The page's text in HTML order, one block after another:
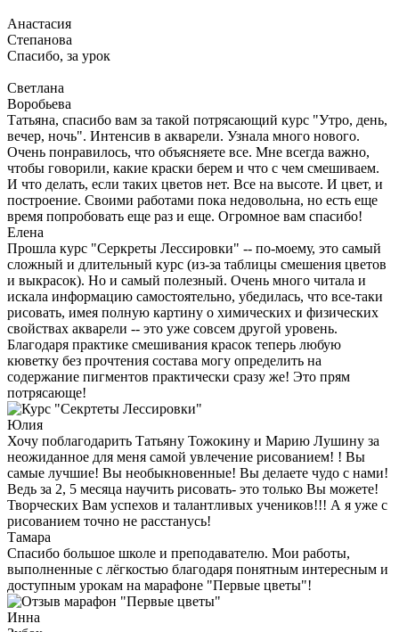
Анастасия
Степанова
Спасибо, за урок
Светлана
Воробьева
Татьяна, спасибо вам за такой потрясающий курс "Утро, день,
вечер, ночь". Интенсив в акварели. Узнала много нового.
Очень понравилось, что объясняете все. Мне всегда важно,
чтобы говорили, какие краски берем и что с чем смешиваем.
И что делать, если таких цветов нет. Все на высоте. И цвет, и
построение. Своими работами пока недовольна, но есть еще
время попробовать еще раз и еще. Огромное вам спасибо!
Елена
Прошла курс "Серкреты Лессировки" -- по-моему, это самый
сложный и длительный курс (из-за таблицы смешения цветов
и выкрасок). Но и самый полезный. Очень много читала и
искала информацию самостоятельно, убедилась, что все-таки
рисовать, имея полную картину о химических и физических
свойствах акварели -- это уже совсем другой уровень.
Благодаря практике смешивания красок теперь любую
кюветку без прочтения состава могу определить на
содержание пигментов практически сразу же! Это прям
потрясающе!
Юлия
Хочу поблагодарить Татьяну Тожокину и Марию Лушину за
неожиданное для меня самой увлечение рисованием! ! Вы
самые лучшие! Вы необыкновенные! Вы делаете чудо с нами!
Ведь за 2, 5 месяца научить рисовать- это только Вы можете!
Творческих Вам успехов и талантливых учеников!!! А я уже с
рисованием точно не расстанусь!
Тамара
Спасибо большое школе и преподавателю. Мои работы,
выполненные с лёгкостью благодаря понятным интересным и
доступным урокам на марафоне "Первые цветы"!
Инна